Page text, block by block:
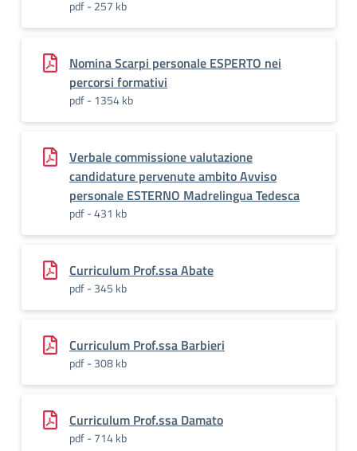
pdf - 257 kb
Nomina Scarpi personale ESPERTO nei
percorsi formativi
pdf - 1354 kb
Verbale commissione valutazione
candidature pervenute ambito Avviso
personale ESTERNO Madrelingua Tedesca
pdf - 431 kb
Curriculum Prof.ssa Abate
pdf - 345 kb
Curriculum Prof.ssa Barbieri
pdf - 308 kb
Curriculum Prof.ssa Damato
pdf - 714 kb